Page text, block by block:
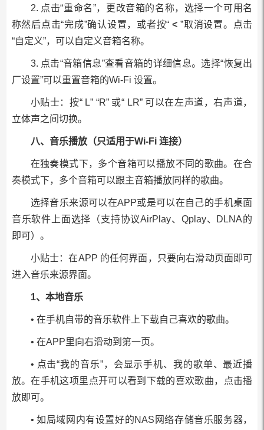
2. 点击“重命名”，更改音箱的名称，选择一个可用名
称然后点击“完成”确认设置，或者按“< ”取消设置。点击
“自定义”，可以自定义音箱名称。
3. 点击“音箱信息”查看音箱的详细信息。选择“恢复出
厂设置”可以重置音箱的Wi-Fi 设置。
小贴士：按“ L” “R” 或“ LR” 可以在左声道，右声道，
立体声之间切换。
八、音乐播放（只适用于Wi-Fi 连接）
在独奏模式下，多个音箱可以播放不同的歌曲。在合
奏模式下，多个音箱可以跟主音箱播放同样的歌曲。
选择音乐来源可以在APP或是可以在自己的手机桌面
音乐软件上面选择（支持协议AirPlay、Qplay、DLNA的
即可）。
小贴士：在APP 的任何界面，只要向右滑动页面即可
进入音乐来源界面。
1、本地音乐
• 在手机自带的音乐软件上下载自己喜欢的歌曲。
• 在APP里向右滑动到第一页。
• 点击“我的音乐”，会显示手机、我的歌单、最近播
放。在手机这项里点开可以看到下载的喜欢歌曲，点击播
放即可。
• 如局域网内有设置好的NAS网络存储音乐服务器，